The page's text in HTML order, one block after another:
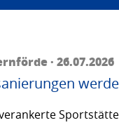
· 26.07.2026